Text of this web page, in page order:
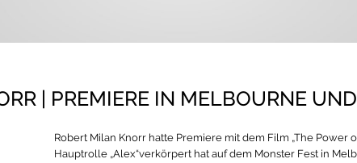
| PREMIERE IN MELBOURNE
Robert Milan Knorr hatte Premiere mit dem Film „The Power
Hauptrolle „Alex“verkörpert hat auf dem Monster Fest in